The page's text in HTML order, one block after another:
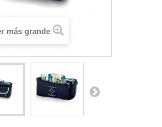
más grande